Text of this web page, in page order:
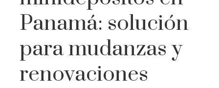
Panamá: solución
para mudanzas y
renovaciones